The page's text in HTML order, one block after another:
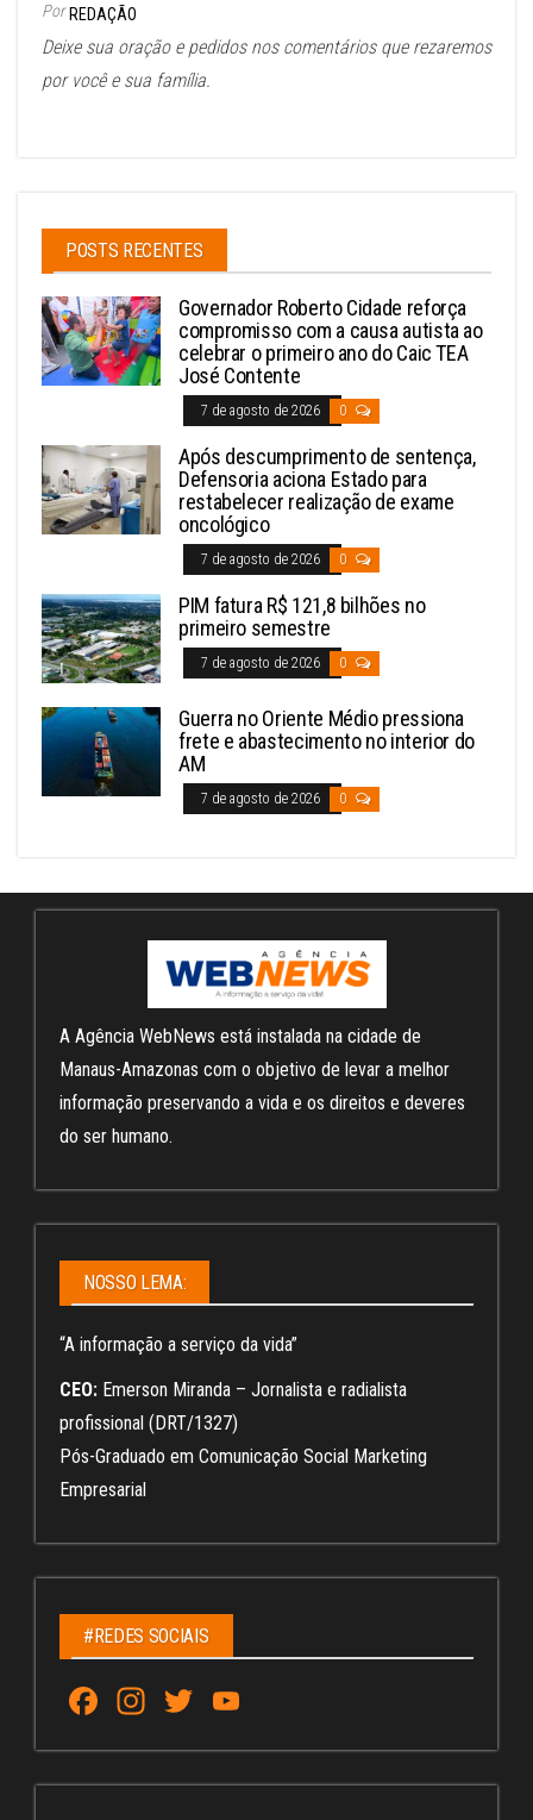
Por REDAÇÃO
Deixe sua oração e pedidos nos comentários que rezaremos
por você e sua família.
POSTS RECENTES
Governador Roberto Cidade reforça
compromisso com a causa autista ao
celebrar o primeiro ano do Caic TEA
José Contente
7 de agosto de 2026 0
Após descumprimento de sentença,
Defensoria aciona Estado para
restabelecer realização de exame
oncológico
7 de agosto de 2026 0
PIM fatura R$ 121,8 bilhões no
primeiro semestre
7 de agosto de 2026 0
Guerra no Oriente Médio pressiona
frete e abastecimento no interior do
AM
7 de agosto de 2026 0
A Agência WebNews está instalada na cidade de
Manaus-Amazonas com o objetivo de levar a melhor
informação preservando a vida e os direitos e deveres
do ser humano.
NOSSO LEMA:
“A informação a serviço da vida”
CEO: Emerson Miranda – Jornalista e radialista
profissional (DRT/1327)
Pós-Graduado em Comunicação Social Marketing
Empresarial
#REDES SOCIAIS
Fa
ce
bo
In
st
ag
T
wi
tt
u
Tu